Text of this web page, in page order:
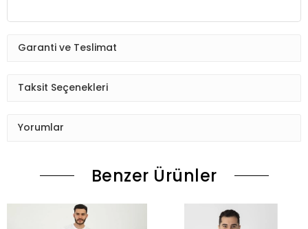
Garanti ve Teslimat
Taksit Seçenekleri
Yorumlar
Benzer Ürünler